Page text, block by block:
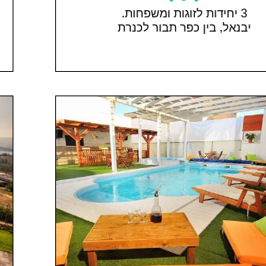
3 יחידות
לזוגות ומשפחות.
יבנאל, בין כפר תבור לכנרת